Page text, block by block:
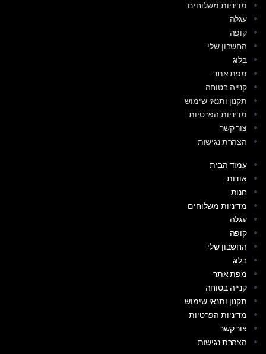
מדיניות משלוחים
עגלה
קופה
החשבון שלי
בלוג
מפת אתר
קנייה בטוחה
תקנון ותנאי שימוש
מדיניות הפרטיות
צור קשר
הצהרת נגישות
עמוד הבית
אודות
חנות
מדיניות משלוחים
עגלה
קופה
החשבון שלי
בלוג
מפת אתר
קנייה בטוחה
תקנון ותנאי שימוש
מדיניות הפרטיות
צור קשר
הצהרת נגישות